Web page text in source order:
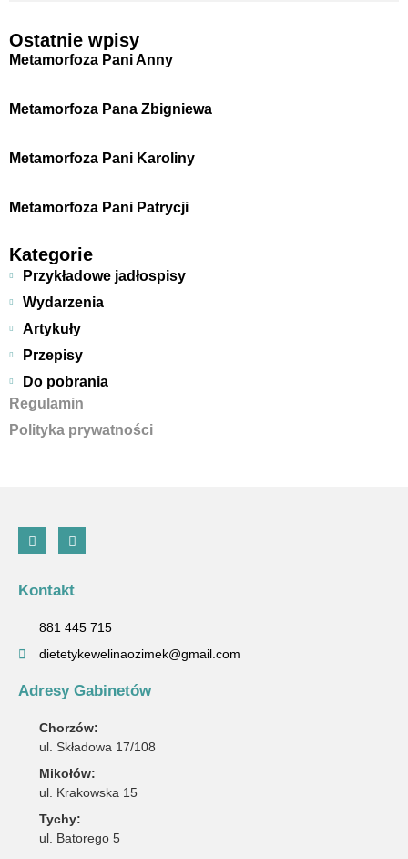
Ostatnie wpisy
Metamorfoza Pani Anny
Metamorfoza Pana Zbigniewa
Metamorfoza Pani Karoliny
Metamorfoza Pani Patrycji
Kategorie
Przykładowe jadłospisy
Wydarzenia
Artykuły
Przepisy
Do pobrania
Regulamin
Polityka prywatności
Kontakt
881 445 715
dietetykewelinaozimek@gmail.com
Adresy Gabinetów
Chorzów:
ul. Składowa 17/108
Mikołów:
ul. Krakowska 15
Tychy:
ul. Batorego 5